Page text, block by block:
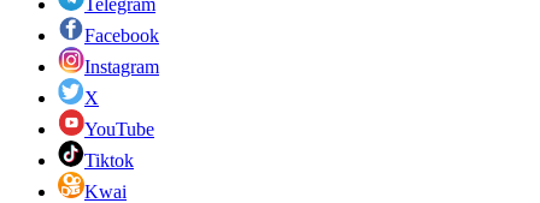
Facebook
Instagram
X
YouTube
Tiktok
Kwai